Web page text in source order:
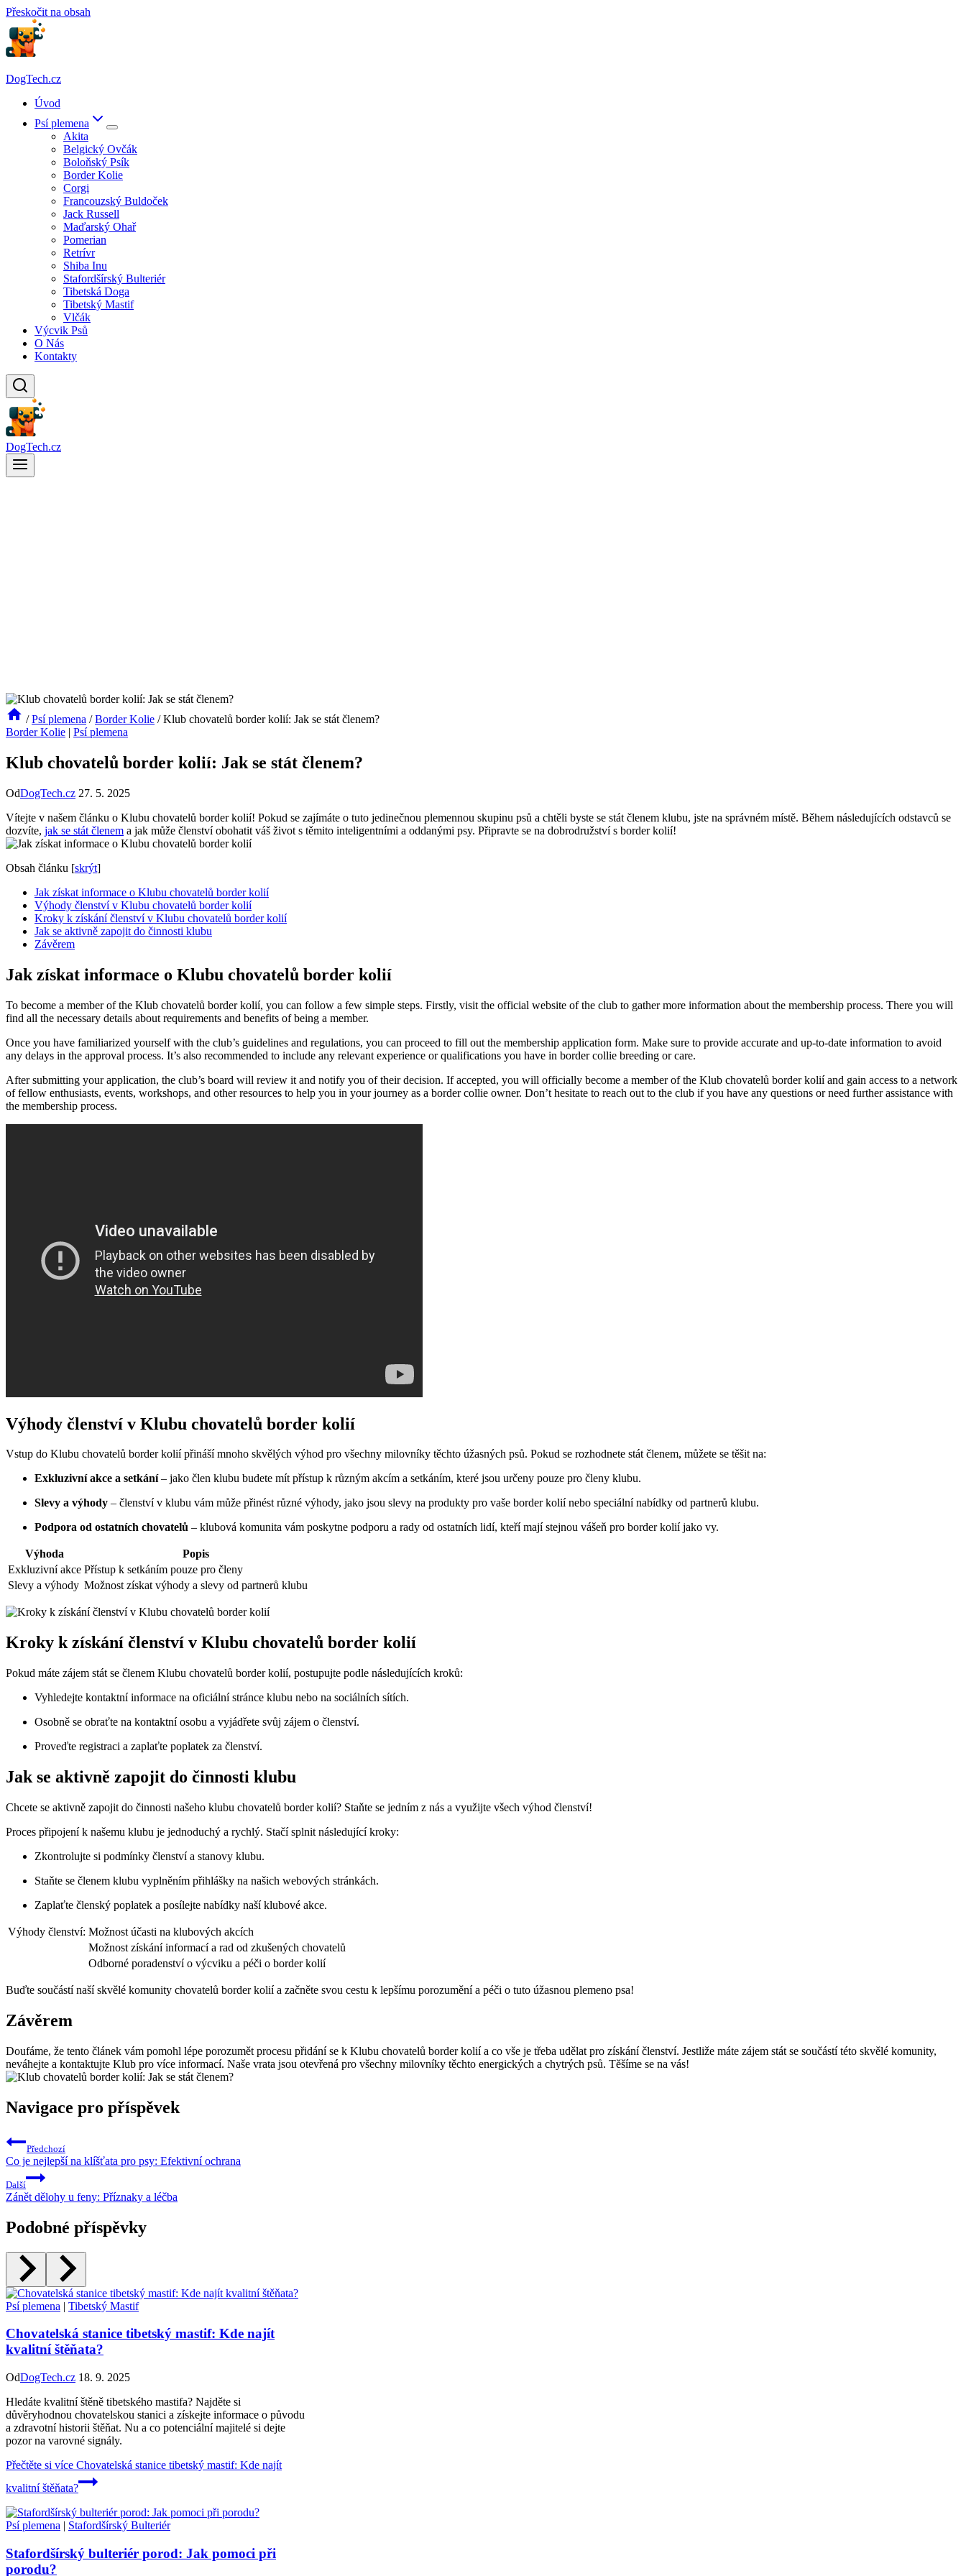
Přeskočit na obsah
DogTech.cz
Úvod
Psí plemena
Akita
Belgický Ovčák
Boloňský Psík
Border Kolie
Corgi
Francouzský Buldoček
Jack Russell
Maďarský Ohař
Pomerian
Retrívr
Shiba Inu
Stafordšírský Bulteriér
Tibetská Doga
Tibetský Mastif
Vlčák
Výcvik Psů
O Nás
Kontakty
DogTech.cz
/ Psí plemena / Border Kolie / Klub chovatelů border kolií: Jak se stát členem?
Border Kolie | Psí plemena
Klub chovatelů border kolií: Jak se stát členem?
OdDogTech.cz 27. 5. 2025
Vítejte v našem článku o‌ Klubu‍ chovatelů ‌border kolií! Pokud se ‌zajímáte o tuto jedinečnou plemennou skupinu psů a chtěli byste se stát členem ⁣klubu, jste na správném⁢ místě. Během ⁤následujících odstavců se
dozvíte, jak se stát členem a jak může členství obohatit váš život​ s těmito ‍inteligentními a ​oddanými⁤ psy. ‌Připravte se⁣ na dobrodružství s border kolií!
Obsah článku [skrýt]
Jak získat ‍informace ‌o Klubu chovatelů border kolií
Výhody⁢ členství v Klubu chovatelů border kolií
Kroky k získání‍ členství v Klubu chovatelů​ border kolií
Jak se aktivně zapojit do činnosti⁢ klubu
Závěrem
Jak získat ‍informace ‌o Klubu chovatelů border kolií
To become a member of ‌the⁤ Klub ​chovatelů border kolií, you can ​follow a few simple steps. Firstly, visit the ⁣official website ⁣of the club to ⁢gather more information about the ‌membership process. ​There you will
find all​ the necessary‌ details about requirements and benefits of⁢ being⁢ a member.
Once⁢ you have familiarized yourself with the club’s guidelines and regulations,⁤ you can proceed to fill out the membership application form. Make sure to⁢ provide accurate and up-to-date information to avoid
any delays ⁣in the approval process. It’s also recommended to‌ include any⁣ relevant experience or⁣ qualifications⁣ you​ have ‍in border collie breeding or care.
After submitting‍ your application, the club’s board will ​review it⁣ and‌ notify you of​ their decision. If accepted, you⁤ will officially become a member of the Klub chovatelů border kolií and gain access to a network
of fellow enthusiasts, events,⁢ workshops, and other resources to ⁤help you in your journey as ​a border collie owner. Don’t hesitate to reach out to the ⁤club​ if you have any questions⁤ or ‌need further assistance​ with
the membership ⁢process.
Výhody⁢ členství v Klubu chovatelů border kolií
Vstup do ⁢Klubu​ chovatelů border kolií‍ přináší mnoho skvělých výhod​ pro všechny milovníky těchto úžasných psů. Pokud se rozhodnete stát ‍členem, ⁢můžete se těšit na:
Exkluzivní ‍akce ​a setkání– jako člen klubu budete mít‌ přístup k⁢ různým akcím a setkáním, které⁣ jsou ‌určeny pouze pro členy klubu.
Slevy a ​výhody – členství v‌ klubu vám může ​přinést různé výhody, jako jsou slevy na produkty pro vaše border kolií nebo speciální ‌nabídky ⁢od partnerů klubu.
Podpora od ‍ostatních chovatelů – klubová komunita ‌vám poskytne⁤ podporu a rady od ‌ostatních lidí, kteří mají stejnou vášeň pro border kolií jako⁢ vy.
Výhoda
Popis
Exkluzivní akce Přístup k setkáním pouze pro členy
Slevy a‍ výhody Možnost získat výhody a slevy​ od partnerů klubu
Kroky k získání‍ členství v Klubu chovatelů​ border kolií
Pokud máte zájem stát se členem Klubu chovatelů‌ border kolií,⁢ postupujte podle následujících kroků:
Vyhledejte kontaktní‍ informace na oficiální ‍stránce klubu nebo na sociálních sítích.
Osobně se obraťte na kontaktní osobu a⁣ vyjádřete⁢ svůj zájem o členství.
Proveďte registraci a zaplaťte poplatek za členství.
Jak se aktivně zapojit do činnosti⁢ klubu
Chcete se‍ aktivně zapojit do činnosti našeho klubu chovatelů border kolií?⁤ Staňte se​ jedním z⁢ nás a využijte všech výhod členství!
Proces​ připojení k našemu klubu je jednoduchý a rychlý. Stačí‍ splnit následující kroky:
Zkontrolujte si podmínky členství a stanovy klubu.
Staňte se členem ​klubu vyplněním přihlášky na našich webových stránkách.
Zaplaťte členský poplatek​ a posílejte nabídky naší klubové akce.
Výhody ‍členství: Možnost účasti na ‍klubových ‍akcích
Možnost získání informací a rad​ od zkušených chovatelů
Odborné poradenství o výcviku a péči o border kolií
Buďte součástí⁤ naší skvělé komunity chovatelů border kolií a ⁣začněte⁣ svou cestu k lepšímu⁣ porozumění a péči ‌o tuto úžasnou plemeno psa!
Závěrem
Doufáme, že tento ​článek vám pomohl lépe porozumět procesu‍ přidání se k Klubu chovatelů border kolií‌ a co vše je třeba udělat​ pro ⁢získání ‌členství. ⁣Jestliže máte zájem ⁢stát se součástí této skvělé ‌komunity,
neváhejte a⁤ kontaktujte Klub pro více informací. Naše vrata jsou ⁣otevřená pro všechny milovníky těchto energických a chytrých ‌psů. Těšíme se na vás!
Navigace pro příspěvek
Předchozí
Co je nejlepší na klíšťata pro psy: Efektivní ochrana
Další
Zánět dělohy u feny: Příznaky a léčba
Podobné příspěvky
Psí plemena | Tibetský Mastif
Chovatelská stanice tibetský mastif: Kde najít
kvalitní štěňata?
OdDogTech.cz 18. 9. 2025
Hledáte kvalitní štěně tibetského mastifa? Najděte si
důvěryhodnou chovatelskou stanici a získejte informace o původu
a zdravotní historii štěňat. Nu a co potenciální majitelé si dejte
pozor na varovné signály.
Přečtěte si více Chovatelská stanice tibetský mastif: Kde najít
kvalitní štěňata?
Psí plemena | Stafordšírský Bulteriér
Stafordšírský bulteriér porod: Jak pomoci při
porodu?